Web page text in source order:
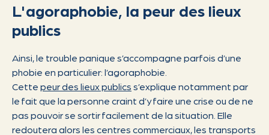
L'agoraphobie, la peur des lieux
publics
Ainsi, le trouble panique s’accompagne parfois d’une
phobie en particulier: l’agoraphobie.
Cette peur des lieux publics s’explique notamment par
le fait que la personne craint d’y faire une crise ou de ne
pas pouvoir se sortir facilement de la situation. Elle
redoutera alors les centres commerciaux, les transports